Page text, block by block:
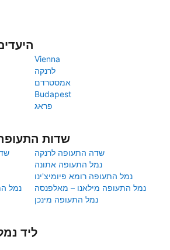
Vienna
לרנקה
אמסטרדם
Budapest
פראג
שדות
שדה התעופה לרנקה
נמל התעופה אתונה
נמל התעופה רומא פיומיצ'ינו
נמל
נמל התעופה מילאנו – מאלפנסה
נמל התעופה מינכן
ליד